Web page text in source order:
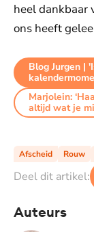
heel dankbaar
ons heeft
Blog Jurgen |
Marjolein:
altijd wat je
Afscheid Rouw
Deel dit artikel:
Auteurs